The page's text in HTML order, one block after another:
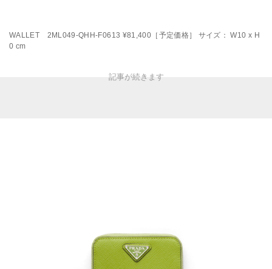
WALLET 2ML049-QHH-F0613 ¥81,400［予定価格］ サイズ： W10 x H
0 cm